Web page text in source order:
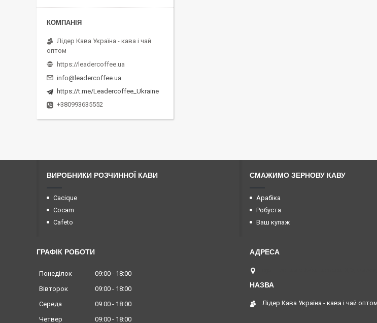
Лідер Кава Україна - кава і чай
оптом
https://leadercoffee.ua
info@leadercoffee.ua
https://t.me/Leadercoffee_Ukraine
+380993635552
ВИРОБНИКИ РОЗЧИННОЇ КАВИ
Cacique
Cocam
Cafeto
СМАЖИМО ЗЕРНОВУ КАВУ
Арабіка
Робуста
Ваш купаж
ГРАФІК РОБОТИ
Понеділок 09:00
18:00
Вівторок
09:00
18:00
Середа
09:00
18:00
Четвер
09:00 18:00
Лідер Кава Україна - кава і чай оптом